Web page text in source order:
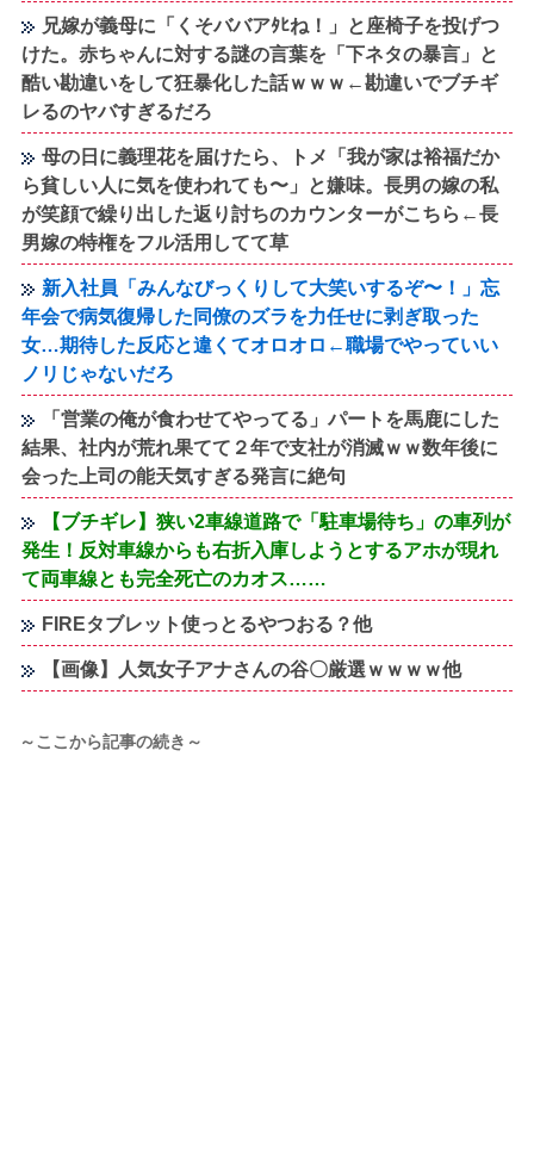
兄嫁が義母に「くそババアﾀﾋね！」と座椅子を投げつ
けた。赤ちゃんに対する謎の言葉を「下ネタの暴言」と
酷い勘違いをして狂暴化した話ｗｗｗ←勘違いでブチギ
レるのヤバすぎるだろ
母の日に義理花を届けたら、トメ「我が家は裕福だか
ら貧しい人に気を使われても〜」と嫌味。長男の嫁の私
が笑顔で繰り出した返り討ちのカウンターがこちら←長
男嫁の特権をフル活用してて草
新入社員「みんなびっくりして大笑いするぞ〜！」忘
年会で病気復帰した同僚のズラを力任せに剥ぎ取った
女…期待した反応と違くてオロオロ←職場でやっていい
ノリじゃないだろ
「営業の俺が食わせてやってる」パートを馬鹿にした
結果、社内が荒れ果てて２年で支社が消滅ｗｗ数年後に
会った上司の能天気すぎる発言に絶句
【ブチギレ】狭い2車線道路で「駐車場待ち」の車列が
発生！反対車線からも右折入庫しようとするアホが現れ
て両車線とも完全死亡のカオス……
FIREタブレット使っとるやつおる？他
【画像】人気女子アナさんの谷〇厳選ｗｗｗｗ他
～ここから記事の続き～